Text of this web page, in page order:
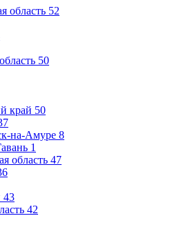
область 52
50
край 50
на-Амуре 8
1
область 47
43
42